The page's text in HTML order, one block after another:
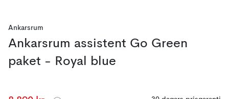
Ankarsrum
Ankarsrum assistent Go Green
paket - Royal blue